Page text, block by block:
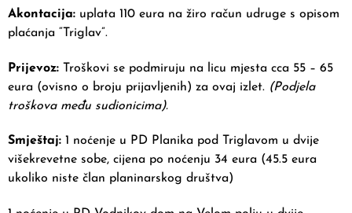
Akontacija: uplata 110 eura na žiro račun udruge s opisom
plaćanja “Triglav”.
Prijevoz: Troškovi se podmiruju na licu mjesta cca 55 – 65
eura (ovisno o broju prijavljenih) za ovaj izlet. (Podjela
troškova među sudionicima).
Smještaj: 1 noćenje u PD Planika pod Triglavom u dvije
višekrevetne sobe, cijena po noćenju 34 eura (45.5 eura
ukoliko niste član planinarskog društva)